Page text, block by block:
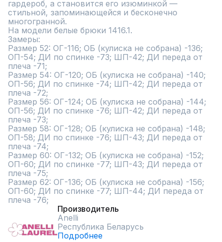
гардероб, а становится его изюминкой —
стильной, запоминающейся и бесконечно
многогранной.
На модели белые брюки 1416.1.
Замеры:
Размер 52: ОГ-116; ОБ (кулиска не собрана) -136;
ОП-54; ДИ по спинке -73; ШП-42; ДИ переда от
плеча -71;
Размер 54: ОГ-120; ОБ (кулиска не собрана) -140;
ОП-56; ДИ по спинке -74; ШП-42; ДИ переда от
плеча -72;
Размер 56: ОГ-124; ОБ (кулиска не собрана) -144;
ОП-56; ДИ по спинке -76; ШП-42; ДИ переда от
плеча -73;
Размер 58: ОГ-128; ОБ (кулиска не собрана) -148;
ОП-58; ДИ по спинке -76; ШП-43; ДИ переда от
плеча -74;
Размер 60: ОГ-132; ОБ (кулиска не собрана) -152;
ОП-60; ДИ по спинке -77; ШП-43; ДИ переда от
плеча -75;
Размер 62: ОГ-136; ОБ (кулиска не собрана) -156;
ОП-60; ДИ по спинке -77; ШП-44; ДИ переда от
плеча -76;
Производитель
Anelli
Республика Беларусь
Подробнее